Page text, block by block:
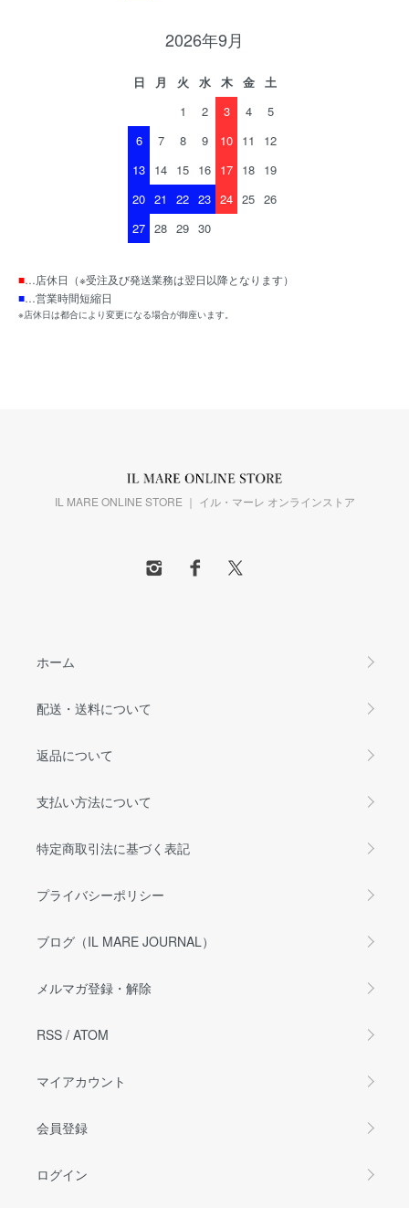
2026年9月
日 月 火 水 木 金
土
1
2 3 4
5
6
7 8 9 10 11
12
13 14 15 16 17 18 19
20 21 22 23 24 25 26
27 28 29 30
■…店休日（※受注及び発送業務は翌日以降となります）
■…営業時間短縮日
※店休日は都合により変更になる場合が御座います。
IL MARE ONLINE STORE ｜ イル・マーレ オンラインストア
ホーム
配送・送料について
返品について
支払い方法について
特定商取引法に基づく表記
プライバシーポリシー
ブログ（IL MARE JOURNAL）
メルマガ登録・解除
RSS / ATOM
マイアカウント
会員登録
ログイン